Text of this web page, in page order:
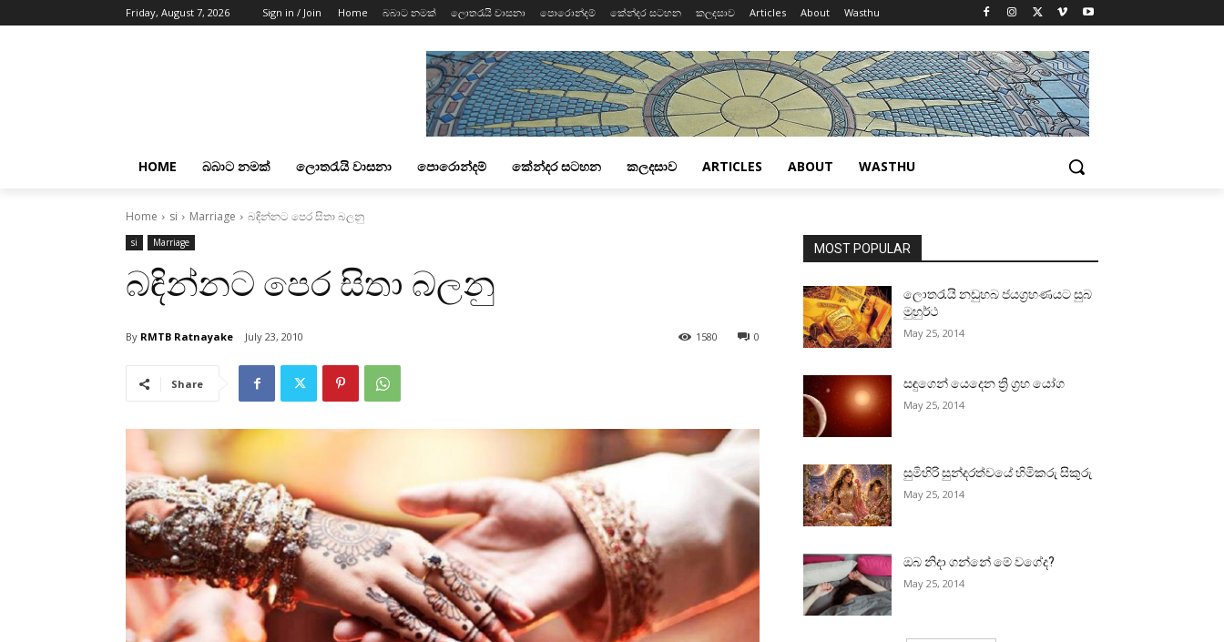
Friday, August 7, 2026 Sign in / Join Home බබාට නමක් ලොතරැයි වාසනා පොරොන්දම් කේන්දර සටහන කලදසාව Articles About Wasthu
HOME බබාට නමක් ලොතරැයි වාසනා පොරොන්දම් කේන්දර සටහන කලදසාව ARTICLES ABOUT WASTHU
Home si Marriage බඳින්නට පෙර සිතා බලනු
si Marriage
බඳින්නට පෙර සිතා බලනු
By RMTB Ratnayake July 23, 2010 0
1580
Share
MOST POPULAR
ලොතරැයි නඩුහබ ජයග්‍රහණයට සුබ
මුහුර්ථ
May 25, 2014
සඳුගෙන් යෙදෙන ත්‍රි ග්‍රහ යෝග
May 25, 2014
සුමිහිරි සුන්දරත්වයේ හිමිකරු සිකුරු
May 25, 2014
ඔබ නිදා ගන්නේ මේ වගේද?
May 25, 2014